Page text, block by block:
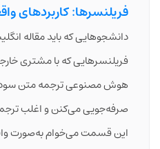
فریلنسرها: کاربردهای
دانشجوهایی که باید مقاله
فریلنسرهایی که با مشتری
هوش مصنوعی ترجمه متن سود
صرفه‌جویی می‌کنن و اغلب
این قسمت می‌خوام به‌صورت